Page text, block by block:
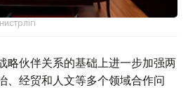
略伙伴关系的基础上进一步加强两
、经贸和人文等多个领域合作问